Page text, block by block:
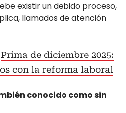
existir un debido proceso,
llamados de atención
Prima de diciembre 2025:
con la reforma laboral
conocido como sin